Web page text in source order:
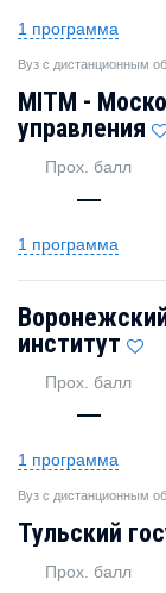
1 программа
Вуз с дистанционным
MITM -
управления
Прох. балл
—
1 программа
институт
Прох. балл
—
1 программа
Вуз с дистанционным
Тульский
Прох. балл